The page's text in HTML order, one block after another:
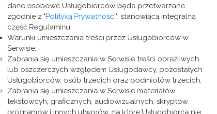
dane osobowe Usługobiorców będa przetwarzane
zgodnie z "Polityką Prywatności", stanowiącą integralną
część Regulaminu.
Warunki umieszczania treści przez Usługobiorców w
Serwisie:
Zabrania się umieszczania w Serwisie treści obraźliwych
lub oszczerczych względem Usługodawcy, pozostałych
Usługobiorców, osób trzecich oraz podmiotów trzecich,
Zabrania się umieszczania w Serwisie materiałów
tekstowcyh, graficznych, audiowizualnych, skryptów,
programów i innych utworów, na które Usługobiorca nie